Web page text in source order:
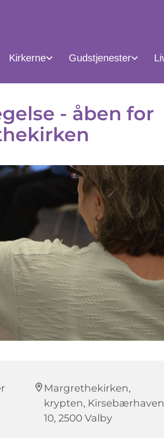
Kirkerne Gudstjenester
- åben for
Margrethekirken,
krypten, Kirsebærhaven
10, 2500 Valby